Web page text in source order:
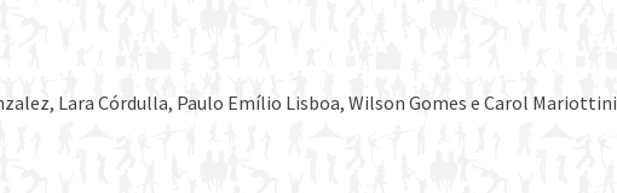
Lara Córdulla, Paulo Emílio Lisboa, Wilson Gomes e Carol Mariottini